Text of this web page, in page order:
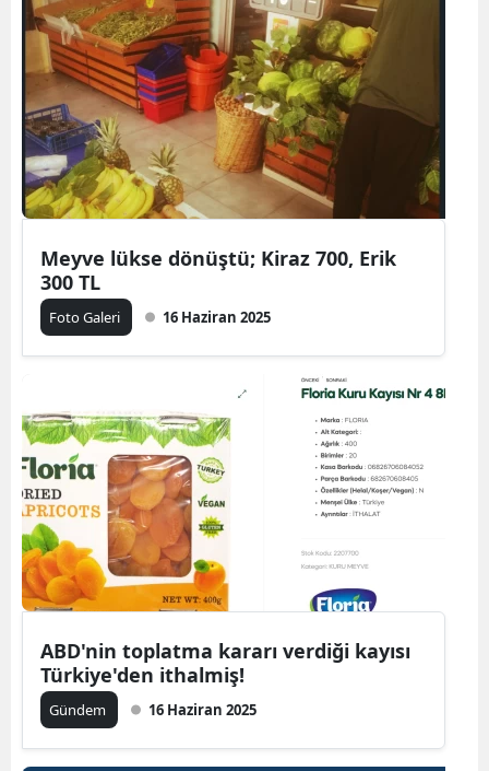
Meyve lükse dönüştü; Kiraz 700, Erik
300 TL
Foto Galeri 16 Haziran 2025
ABD'nin toplatma kararı verdiği kayısı
Türkiye'den ithalmiş!
Gündem 16 Haziran 2025